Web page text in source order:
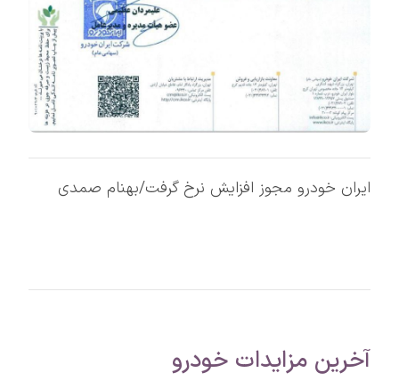
ایران خودرو مجوز افزایش نرخ گرفت/بهنام صمدی
آخرین مزایدات خودرو